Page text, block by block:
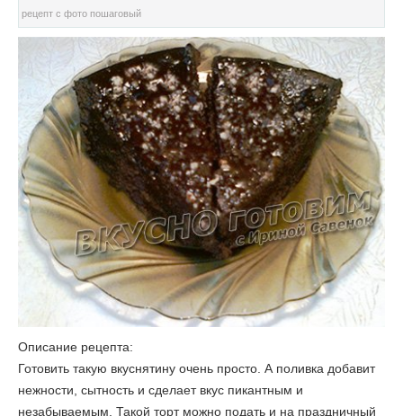
рецепт с фото пошаговый
Описание рецепта:
Готовить такую вкуснятину очень просто. А поливка добавит
нежности, сытность и сделает вкус пикантным и
незабываемым. Такой торт можно подать и на праздничный